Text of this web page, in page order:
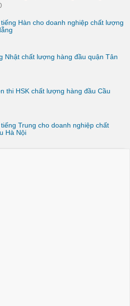
Hàn cho doanh nghiệp chất lượng
Nhật chất lượng hàng đầu quận Tân
thi HSK chất lượng hàng đầu Cầu
Trung cho doanh nghiệp chất
Hà Nội